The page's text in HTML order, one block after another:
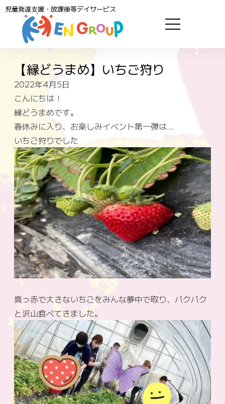
児童発達支援・放課後等デイサービス
【縁どうまめ】いちご狩り
2022年4月5日
こんにちは！
縁どうまめです。
春休みに入り、お楽しみイベント第一弾は…
いちご狩りでした
真っ赤で大きないちごをみんな夢中で取り、パクパク
と沢山食べてきました。